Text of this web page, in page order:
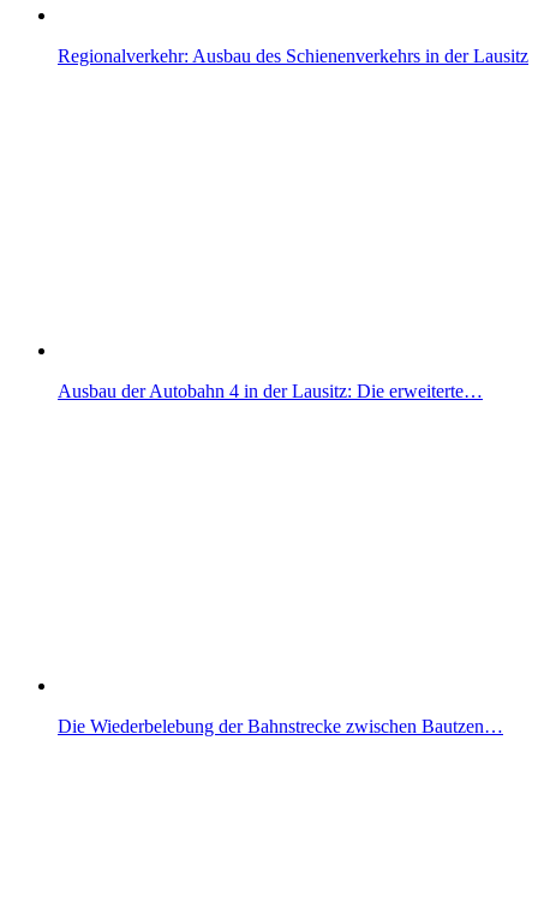
Regionalverkehr: Ausbau des Schienenverkehrs in der Lausitz
Ausbau der Autobahn 4 in der Lausitz: Die erweiterte…
Die Wiederbelebung der Bahnstrecke zwischen Bautzen…